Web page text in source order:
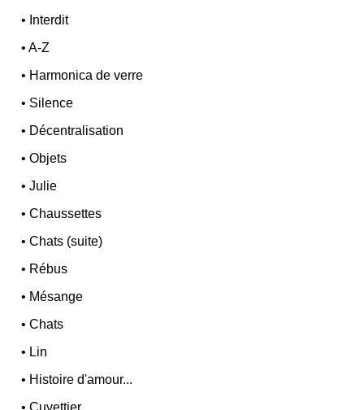
• Interdit
•A-Z
• Harmonica de verre
• Silence
• Décentralisation
•Objets
•Julie
•Chaussettes
•Chats (suite)
• Rébus
• Mésange
•Chats
• Lin
• Histoire d'amour...
•Cuvettier